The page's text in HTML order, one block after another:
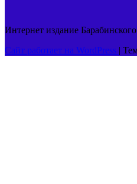
Интернет издание
Сайт работает на WordPress |